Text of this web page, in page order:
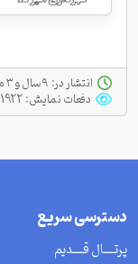
انتشار در:
دفعات نمایش:1922
دسترسی سریع
پرتــــال قــــدیم